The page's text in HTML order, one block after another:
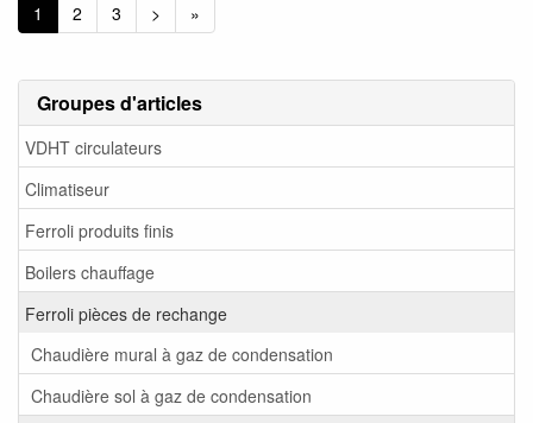
Groupes d'articles
VDHT circulateurs
Climatiseur
Ferroli produits finis
Boilers chauffage
Ferroli pièces de rechange
Chaudière mural à gaz de condensation
Chaudière sol à gaz de condensation
1 2 3 > »